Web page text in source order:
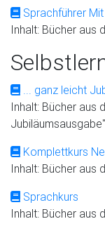
Sprachführer
Inhalt: Bücher aus
... ganz leicht
Inhalt: Bücher aus
Komplettkurs
Inhalt: Bücher aus
Sprachkurs
Inhalt: Bücher aus